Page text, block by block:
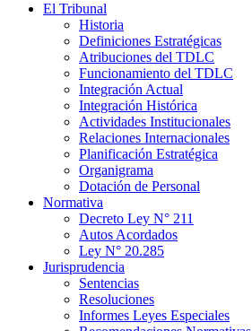
El Tribunal
Historia
Definiciones Estratégicas
Atribuciones del TDLC
Funcionamiento del TDLC
Integración Actual
Integración Histórica
Actividades Institucionales
Relaciones Internacionales
Planificación Estratégica
Organigrama
Dotación de Personal
Normativa
Decreto Ley N° 211
Autos Acordados
Ley N° 20.285
Jurisprudencia
Sentencias
Resoluciones
Informes Leyes Especiales